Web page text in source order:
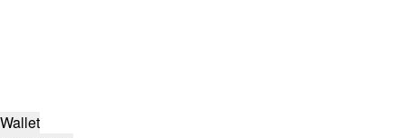
Wallet